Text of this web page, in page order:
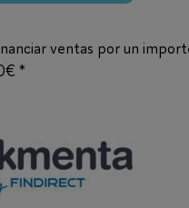
ventas por un
*